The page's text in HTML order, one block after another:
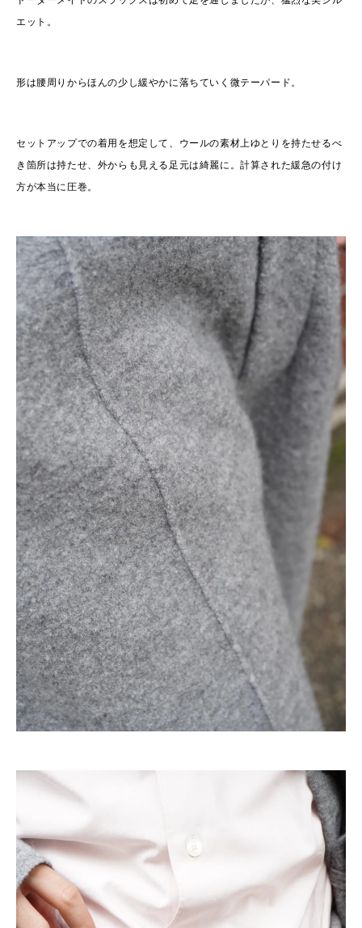
エット。
形は腰周りからほんの少し緩やかに落ちていく微テーパード。
セットアップでの着用を想定して、ウールの素材上ゆとりを持たせるべ
き箇所は持たせ、外からも見える足元は綺麗に。計算された緩急の付け
方が本当に圧巻。